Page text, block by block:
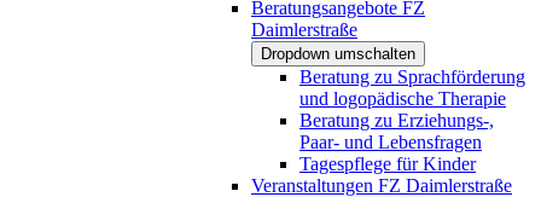
Beratungsangebote FZ
Daimlerstraße
Dropdown umschalten
Beratung zu Sprachförderung
und logopädische Therapie
Beratung zu Erziehungs-,
Paar- und Lebensfragen
Tagespflege für Kinder
Veranstaltungen FZ Daimlerstraße